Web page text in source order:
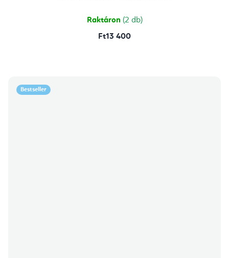
Raktáron (2 db)
Ft13 400
Bestseller